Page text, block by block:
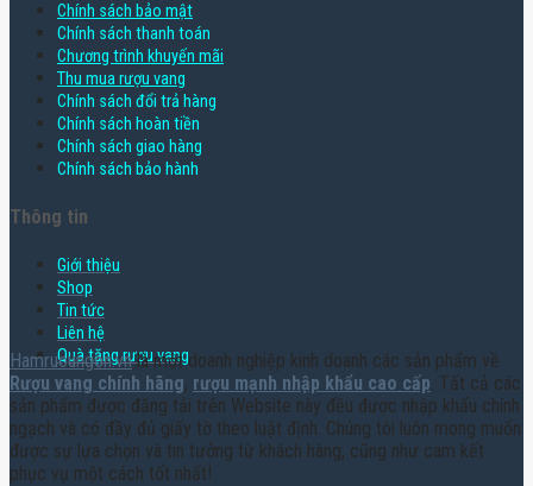
Chính sách bảo mật
Chính sách thanh toán
Chương trình khuyến mãi
Thu mua rượu vang
Chính sách đổi trả hàng
Chính sách hoàn tiền
Chính sách giao hàng
Chính sách bảo hành
Thông tin
Giới thiệu
Shop
Tin tức
Liên hệ
Quà tặng rượu vang
Hamruoungon.vnlà một doanh nghiệp kinh doanh các sản phẩm về
Rượu vang chính hãng, rượu mạnh nhập khẩu cao cấp. Tất cả các
sản phẩm được đăng tải trên Website này đều được nhập khẩu chính
ngạch và có đầy đủ giấy tờ theo luật định. Chúng tôi luôn mong muốn
được sự lựa chọn và tin tưởng từ khách hàng, cũng như cam kết
phục vụ một cách tốt nhất!